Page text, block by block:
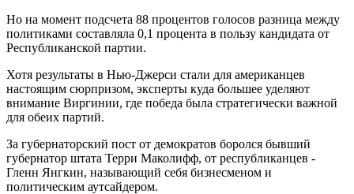
Но на момент подсчета 88 процентов голосов разница между
политиками составляла 0,1 процента в пользу кандидата от
Республиканской партии.
Хотя результаты в Нью-Джерси стали для американцев
настоящим сюрпризом, эксперты куда большее уделяют
внимание Виргинии, где победа была стратегически важной
для обеих партий.
За губернаторский пост от демократов боролся бывший
губернатор штата Терри Маколифф, от республиканцев -
Гленн Янгкин, называющий себя бизнесменом и
политическим аутсайдером.